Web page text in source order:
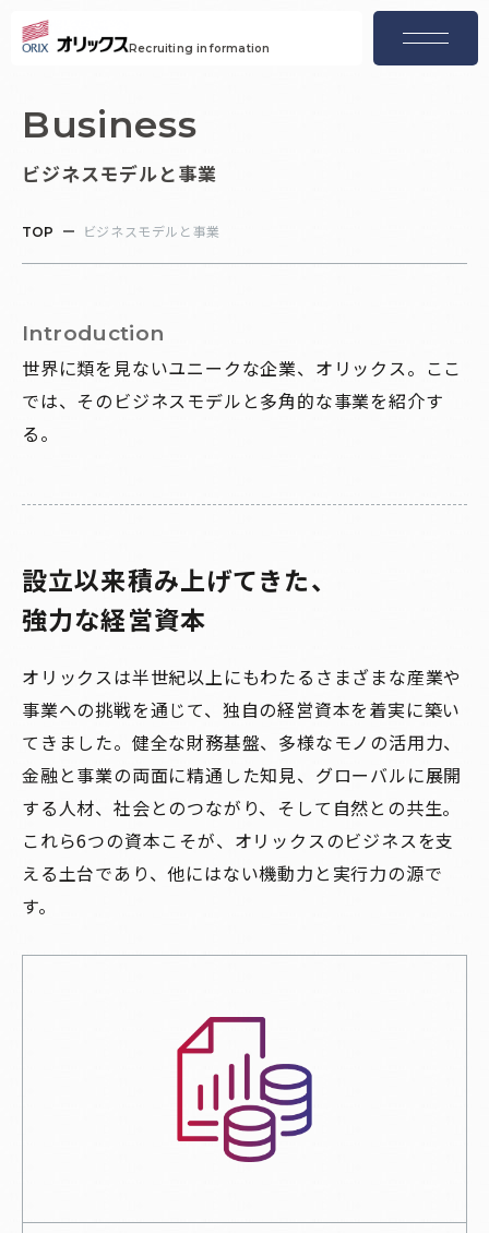
Recruiting information menu
Business
ビジネスモデルと事業
TOP ビジネスモデルと事業
Introduction
世界に類を見ないユニークな企業、オリックス。ここ
では、そのビジネスモデルと多角的な事業を紹介す
る。
設立以来積み上げてきた、
強力な経営資本
オリックスは半世紀以上にもわたるさまざまな産業や
事業への挑戦を通じて、独自の経営資本を着実に築い
てきました。健全な財務基盤、多様なモノの活用力、
金融と事業の両面に精通した知見、グローバルに展開
する人材、社会とのつながり、そして自然との共生。
これら6つの資本こそが、オリックスのビジネスを支
える土台であり、他にはない機動力と実行力の源で
す。